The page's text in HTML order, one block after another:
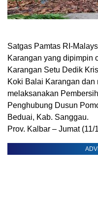
Satgas Pamtas RI-
Karangan yang dipimpin
Karangan Setu Dedik
Koki Balai Karangan dan
melaksanakan
Penghubung Dusun
Beduai, Kab. Sanggau.
Prov. Kalbar – Jumat (11/